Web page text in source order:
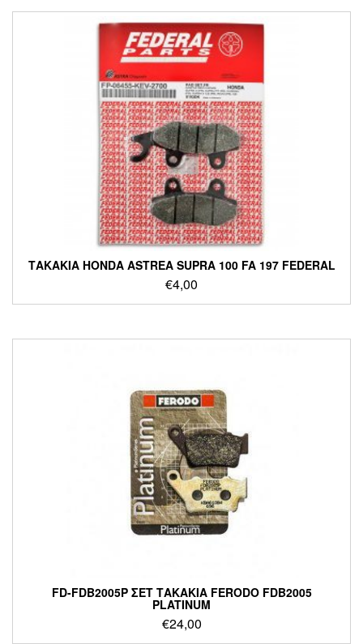
ΤΑΚΑΚΙΑ HONDA ASTREA SUPRA 100 FA 197 FEDERAL
€4,00
FD-FDB2005P ΣΕΤ ΤΑΚΑΚΙΑ FERODO FDB2005
PLATINUM
€24,00